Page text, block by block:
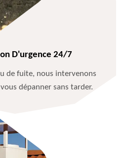
D'urgence 24/7
de fuite, nous intervenons
dépanner sans tarder.